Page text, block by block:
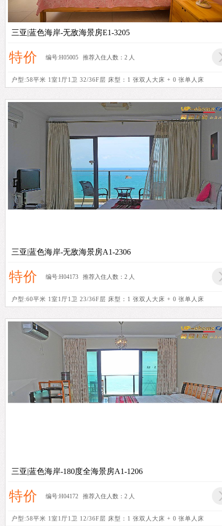
三亚|蓝色海岸-无敌海景房E1-3205
特价 编号:H05005 推荐入住人数：2 人
户型:58平米 1室1厅1卫 32/36F层 床型：1 张双人大床 + 0 张单人床
三亚|蓝色海岸-无敌海景房A1-2306
特价 编号:H04173 推荐入住人数：2 人
户型:60平米 1室1厅1卫 23/36F层 床型：1 张双人大床 + 0 张单人床
三亚|蓝色海岸-180度全海景房A1-1206
特价 编号:H04172 推荐入住人数：2 人
户型:58平米 1室1厅1卫 12/36F层 床型：1 张双人大床 + 0 张单人床